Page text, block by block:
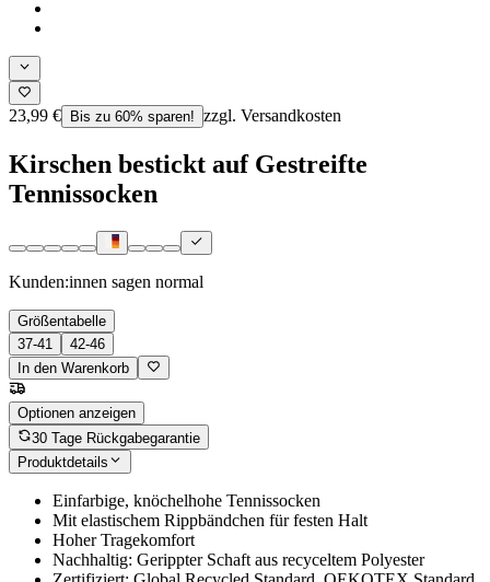
23,99 € Bis zu 60% sparen! zzgl. Versandkosten
Kirschen bestickt auf Gestreifte
Tennissocken
Kunden:innen sagen normal
Größentabelle
37-41
42-46
In den Warenkorb
Optionen anzeigen
30 Tage Rückgabegarantie
Produktdetails
Einfarbige, knöchelhohe Tennissocken
Mit elastischem Rippbändchen für festen Halt
Hoher Tragekomfort
Nachhaltig: Gerippter Schaft aus recyceltem Polyester